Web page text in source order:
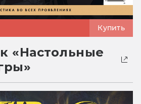
Купить
«Настольные